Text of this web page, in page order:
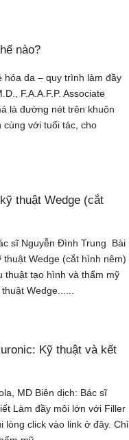
nào?
da – quy trình làm đầy
F.A.A.F.P. Associate
là đường nét trên khuôn
với tuổi tác, cho
thuật Wedge (cắt
sĩ Nguyễn Đình Trung Bài
Wedge (cắt hình nêm)
thuật tạo hình và thẩm mỹ
Wedge......
Kỹ thuật và kết
MD Biên dịch: Bác sĩ
Làm đầy môi lớn với Filler
lòng click vào link ở đây. Chỉ